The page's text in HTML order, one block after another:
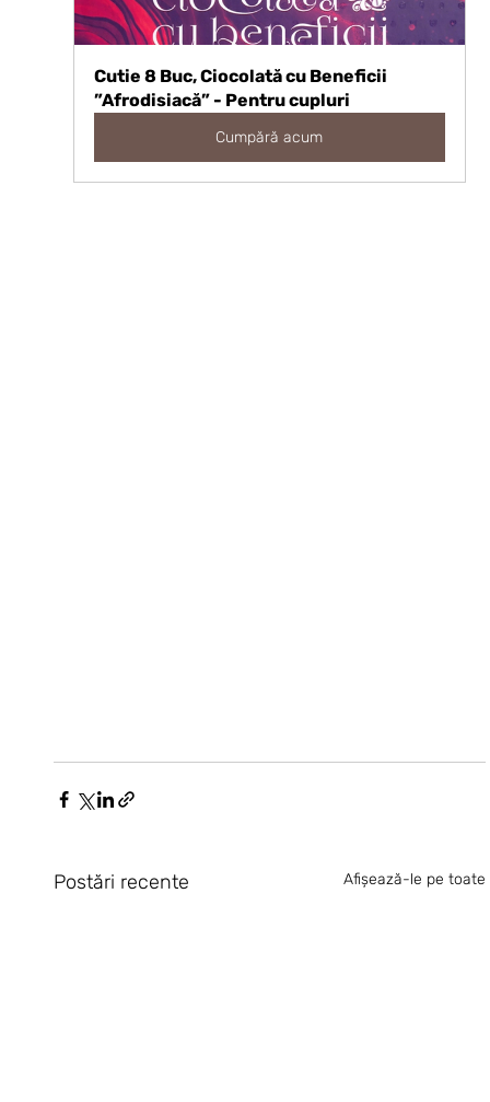
Cutie 8 Buc, Ciocolată cu Beneficii
”Afrodisiacă” - Pentru cupluri
Cumpără acum
Postări recente Afișează-le pe toate